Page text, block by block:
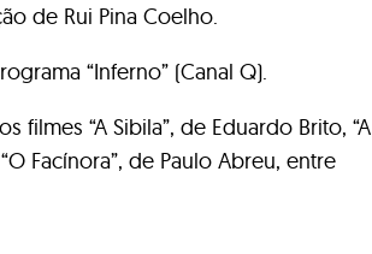
de Rui Pina Coelho.
“Inferno” (Canal Q).
filmes “A Sibila”, de Eduardo Brito, “A
Facínora”, de Paulo Abreu, entre